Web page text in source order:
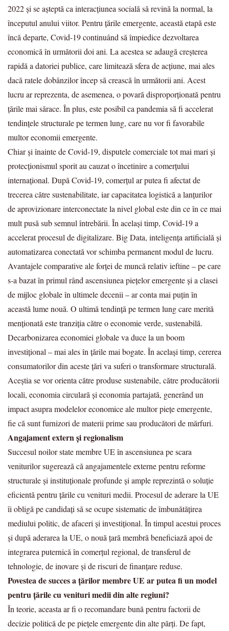
2022 și se așteptă ca interacțiunea socială să revină la normal, la
începutul anului viitor. Pentru țările emergente, această etapă este
încă departe, Covid-19 continuând să împiedice dezvoltarea
economică în următorii doi ani. La acestea se adaugă creșterea
rapidă a datoriei publice, care limitează sfera de acțiune, mai ales
dacă ratele dobânzilor încep să crească în următorii ani. Acest
lucru ar reprezenta, de asemenea, o povară disproporționată pentru
țările mai sărace. În plus, este posibil ca pandemia să fi accelerat
tendințele structurale pe termen lung, care nu vor fi favorabile
multor economii emergente.
Chiar și înainte de Covid-19, disputele comerciale tot mai mari și
protecționismul sporit au cauzat o încetinire a comerțului
internațional. După Covid-19, comerțul ar putea fi afectat de
trecerea către sustenabilitate, iar capacitatea logistică a lanțurilor
de aprovizionare interconectate la nivel global este din ce în ce mai
mult pusă sub semnul întrebării. În același timp, Covid-19 a
accelerat procesul de digitalizare. Big Data, inteligența artificială și
automatizarea conectată vor schimba permanent modul de lucru.
Avantajele comparative ale forței de muncă relativ ieftine – pe care
s-a bazat în primul rând ascensiunea piețelor emergente și a clasei
de mijloc globale în ultimele decenii – ar conta mai puțin în
această lume nouă. O ultimă tendință pe termen lung care merită
menționată este tranziția către o economie verde, sustenabilă.
Decarbonizarea economiei globale va duce la un boom
investițional – mai ales în țările mai bogate. În același timp, cererea
consumatorilor din aceste țări va suferi o transformare structurală.
Aceștia se vor orienta către produse sustenabile, către producătorii
locali, economia circulară și economia partajată, generând un
impact asupra modelelor economice ale multor piețe emergente,
fie că sunt furnizori de materii prime sau producători de mărfuri.
Angajament extern și regionalism
Succesul noilor state membre UE în ascensiunea pe scara
veniturilor sugerează că angajamentele externe pentru reforme
structurale și instituționale profunde și ample reprezintă o soluție
eficientă pentru țările cu venituri medii. Procesul de aderare la UE
îi obligă pe candidați să se ocupe sistematic de îmbunătățirea
mediului politic, de afaceri și investițional. În timpul acestui proces
și după aderarea la UE, o nouă țară membră beneficiază apoi de
integrarea puternică în comerțul regional, de transferul de
tehnologie, de inovare și de riscuri de finanțare reduse.
Povestea de succes a țărilor membre UE ar putea fi un model
pentru țările cu venituri medii din alte regiuni?
În teorie, aceasta ar fi o recomandare bună pentru factorii de
decizie politică de pe piețele emergente din alte părți. De fapt,